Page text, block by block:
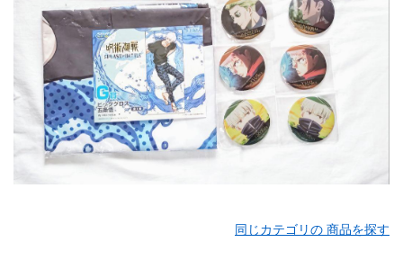
同じカテゴリの 商品を探す